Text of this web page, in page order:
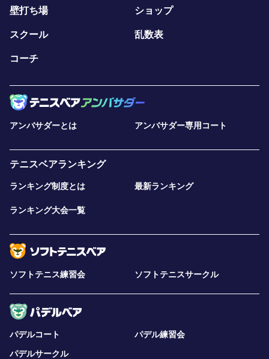
壁打ち場 ショップ
スクール 乱数表
コーチ
アンバサダーとは アンバサダー専用コート
テニスベアランキング
ランキング制度とは 最新ランキング
ランキング大会一覧
ソフトテニス練習会 ソフトテニスサークル
パデルコート
パデル練習会
パデルサークル